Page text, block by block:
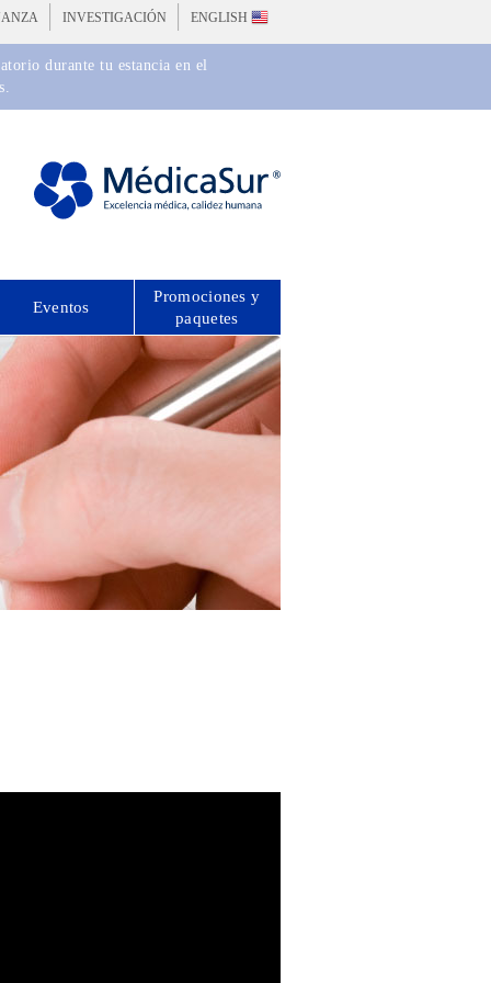
INVESTIGACIÓN ENGLISH
durante tu estancia en el
Eventos
Promociones y
paquetes